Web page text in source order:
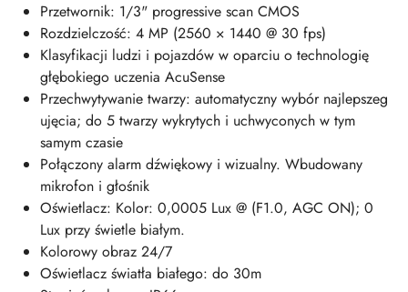
Przetwornik: 1/3" progressive scan CMOS
Rozdzielczość: 4 MP (2560 × 1440 @ 30 fps)
Klasyfikacji ludzi i pojazdów w oparciu o technologię
głębokiego uczenia AcuSense
Przechwytywanie twarzy: automatyczny wybór najlepszeg
ujęcia; do 5 twarzy wykrytych i uchwyconych w tym
samym czasie
Połączony alarm dźwiękowy i wizualny. Wbudowany
mikrofon i głośnik
Oświetlacz: Kolor: 0,0005 Lux @ (F1.0, AGC ON); 0
Lux przy świetle białym.
Kolorowy obraz 24/7
Oświetlacz światła białego: do 30m